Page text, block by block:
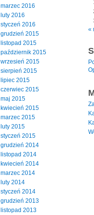
marzec 2016
luty 2016
styczeń 2016
grudzień 2015
listopad 2015
październik 2015
wrzesień 2015
sierpień 2015
lipiec 2015
czerwiec 2015
maj 2015
kwiecień 2015
marzec 2015
luty 2015
styczeń 2015
grudzień 2014
listopad 2014
kwiecień 2014
marzec 2014
luty 2014
styczeń 2014
grudzień 2013
listopad 2013
«